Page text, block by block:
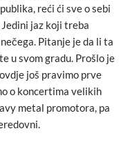
reći ći sve o sebi
jaz koji treba
Pitanje je da li ta
u svom gradu. Prošlo je
još pravimo prve
o koncertima velikih
metal promotora, pa